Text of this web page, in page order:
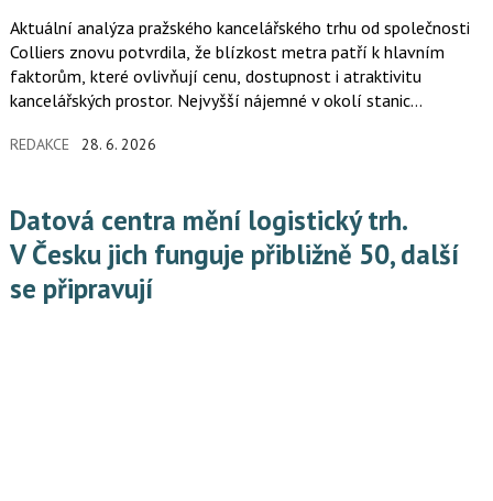
Aktuální analýza pražského kancelářského trhu od společnosti
Colliers znovu potvrdila, že blízkost metra patří k hlavním
faktorům, které ovlivňují cenu, dostupnost i atraktivitu
kancelářských prostor. Nejvyšší nájemné v okolí stanic
kanceláří dosahují až 30 eur za metr čtvereční měsíčně.
REDAKCE 28. 6. 2026
Datová centra mění logistický trh.
V Česku jich funguje přibližně 50, další
se připravují